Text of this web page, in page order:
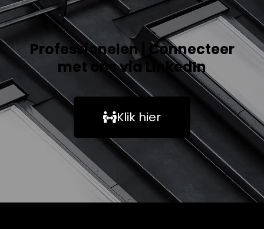
Professionelen | Connecteer
met ons via LinkedIn
Klik hier